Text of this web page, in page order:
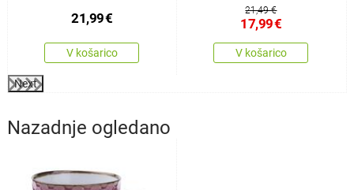
21,99€
V košarico
21,49 €
17,99€
V košarico
Next
Nazadnje ogledano